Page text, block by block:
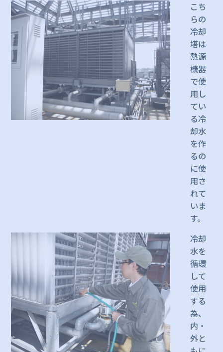
こち
らの
冷却
塔は
熱源
機器
で使
用し
てい
る冷
却水
を作
るの
に使
用さ
れて
いま
す。
冷却
水を
循環
して
使用
する
為、
内・
外と